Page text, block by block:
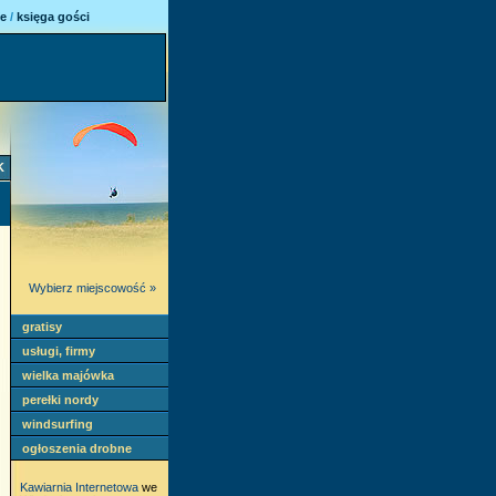
/ księga gości
Wybierz miejscowość »
gratisy
usługi, firmy
wielka majówka
perełki nordy
windsurfing
ogłoszenia drobne
Kawiarnia Internetowa we